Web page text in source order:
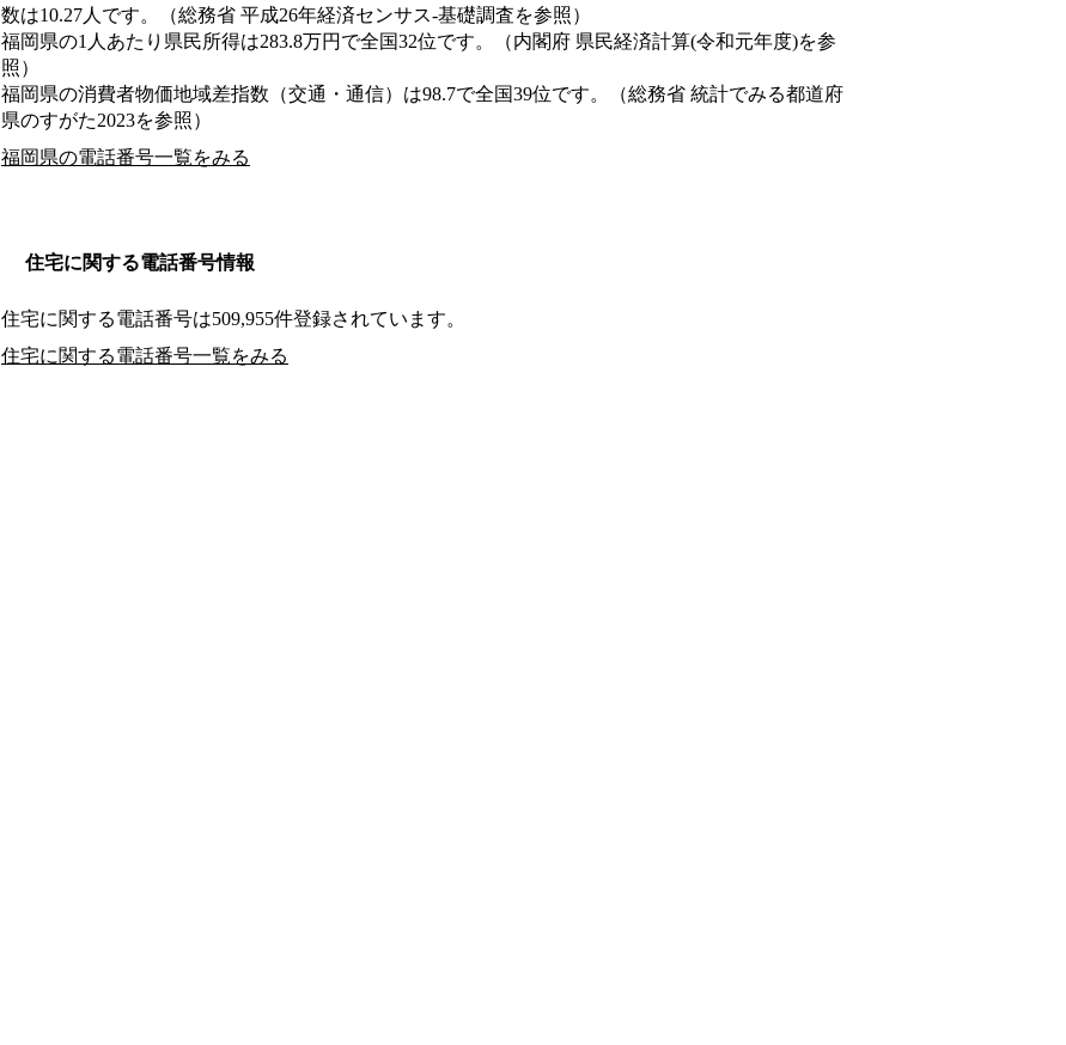
数は10.27人です。（総務省 平成26年経済センサス‐基礎調査を参照）
福岡県の1人あたり県民所得は283.8万円で全国32位です。（内閣府 県民経済計算(令和元年度)を参
照）
福岡県の消費者物価地域差指数（交通・通信）は98.7で全国39位です。（総務省 統計でみる都道府
県のすがた2023を参照）
福岡県の電話番号一覧をみる
住宅に関する電話番号情報
住宅に関する電話番号は509,955件登録されています。
住宅に関する電話番号一覧をみる